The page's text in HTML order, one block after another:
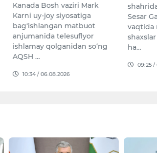
Kanada Bosh vaziri Mark
Karni uy-joy siyosatiga
bag‘ishlangan matbuot
anjumanida telesuflyor
ishlamay qolganidan so‘ng
AQSH …
10:34 / 06.08.2026
Sesar
vaqtida
ha…
09:25 /